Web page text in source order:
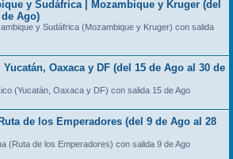
y Sudáfrica | Mozambique y Kruger (del
Ago)
y Sudáfrica (Mozambique y Kruger) con salida
Oaxaca y DF (del 15 de Ago al 30 de
(Yucatán, Oaxaca y DF) con salida 15 de Ago
de los Emperadores (del 9 de Ago al 28
(Ruta de los Emperadores) con salida 9 de Ago